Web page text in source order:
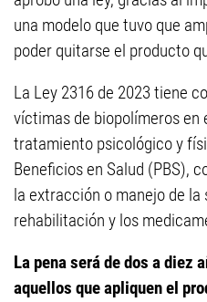
una modelo que tuvo que
poder quitarse el producto
La Ley 2316 de 2023 tiene
víctimas de biopolímeros en
tratamiento psicológico y
Beneficios en Salud (PBS),
la extracción o manejo de
rehabilitación y los
La pena será de dos a diez
aquellos que apliquen el